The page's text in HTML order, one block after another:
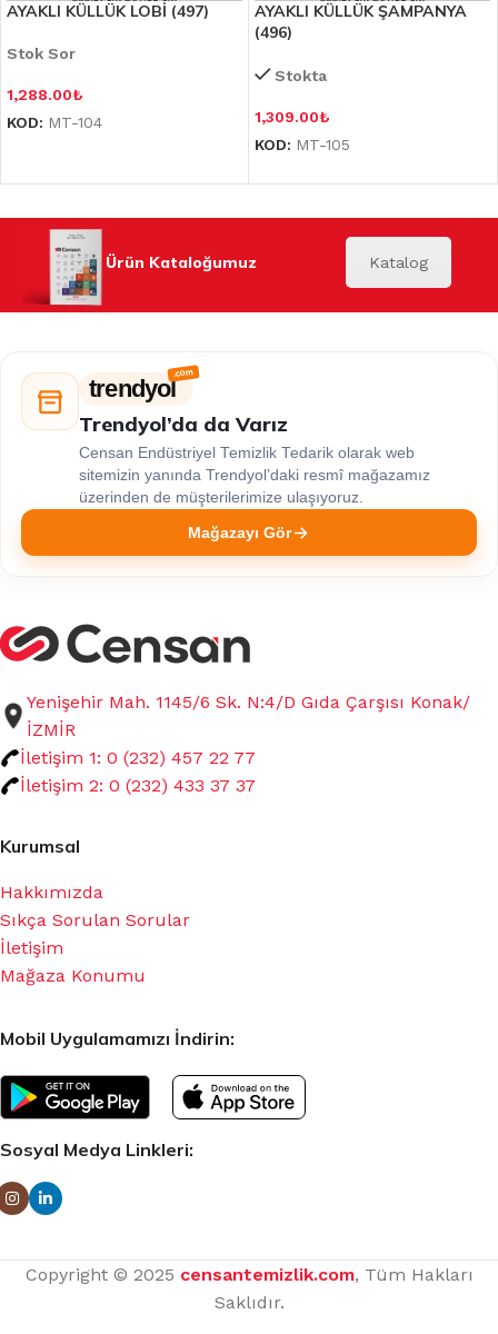
AYAKLI KÜLLÜK LOBİ (497)
Stok Sor
1,288.00₺
KOD: MT-104
AYAKLI KÜLLÜK ŞAMPANYA
(496)
Stokta
1,309.00₺
KOD: MT-105
Ürün Kataloğumuz Katalog
trendyol
Trendyol’da da Varız
Censan Endüstriyel Temizlik Tedarik olarak web
sitemizin yanında Trendyol’daki resmî mağazamız
üzerinden de müşterilerimize ulaşıyoruz.
Mağazayı Gör
Yenişehir Mah. 1145/6 Sk. N:4/D Gıda Çarşısı Konak/
İZMİR
İletişim 1: 0 (232) 457 22 77
İletişim 2: 0 (232) 433 37 37
Kurumsal
Hakkımızda
Sıkça Sorulan Sorular
İletişim
Mağaza Konumu
Mobil Uygulamamızı İndirin:
Sosyal Medya Linkleri:
Copyright © 2025 censantemizlik.com, Tüm Hakları
Saklıdır.